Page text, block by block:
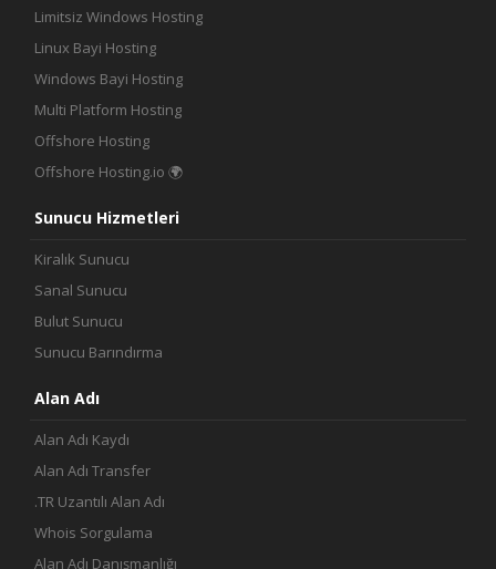
Limitsiz Windows Hosting
Linux Bayi Hosting
Windows Bayi Hosting
Multi Platform Hosting
Offshore Hosting
Offshore Hosting.io 🌍
Sunucu Hizmetleri
Kiralık Sunucu
Sanal Sunucu
Bulut Sunucu
Sunucu Barındırma
Alan Adı
Alan Adı Kaydı
Alan Adı Transfer
.TR Uzantılı Alan Adı
Whois Sorgulama
Alan Adı Danışmanlığı